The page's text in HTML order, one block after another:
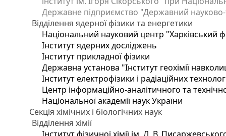
Державне підприємство "Державний науково-
Відділення ядерної фізики та енергетики
Національний науковий центр "Харківський
Інститут ядерних досліджень
Інститут прикладної фізики
Державна установа "Інститут геохімії
Інститут електрофізики і радіаційних
Центр інформаційно-аналітичного та
Національної академії наук України
Секція хімічних і біологічних наук
Відділення хімії